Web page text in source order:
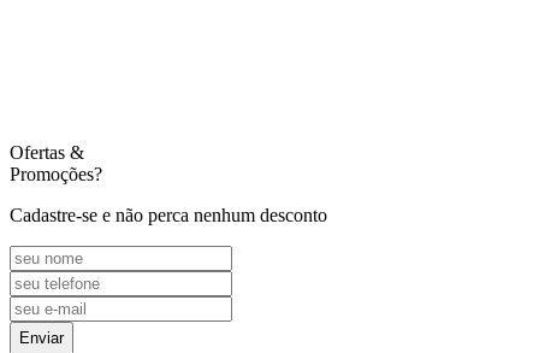
Ofertas &
Promoções?
Cadastre-se e não perca nenhum desconto
Enviar